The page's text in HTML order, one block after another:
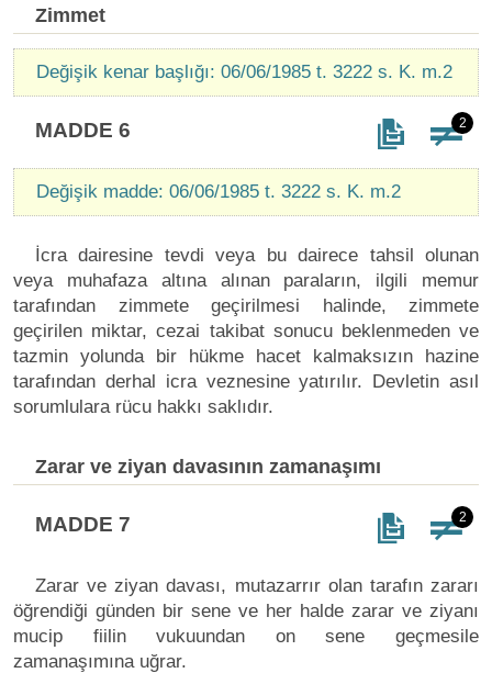
Zimmet
Değişik kenar başlığı: 06/06/1985 t. 3222 s. K. m.2
MADDE 6 2
Değişik madde: 06/06/1985 t. 3222 s. K. m.2
İcra dairesine tevdi veya bu dairece tahsil olunan
veya muhafaza altına alınan paraların, ilgili memur
tarafından zimmete geçirilmesi halinde, zimmete
geçirilen miktar, cezai takibat sonucu beklenmeden ve
tazmin yolunda bir hükme hacet kalmaksızın hazine
tarafından derhal icra veznesine yatırılır. Devletin asıl
sorumlulara rücu hakkı saklıdır.
Zarar ve ziyan davasının zamanaşımı
MADDE 7 2
Zarar ve ziyan davası, mutazarrır olan tarafın zararı
öğrendiği günden bir sene ve her halde zarar ve ziyanı
mucip fiilin vukuundan on sene geçmesile
zamanaşımına uğrar.